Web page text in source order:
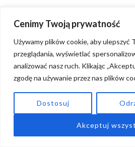
Cenimy Twoją prywatność
Używamy plików cookie, aby ulepszyć
przeglądania, wyświetlać
analizować nasz ruch. Klikając
zgodę na używanie przez nas plików
Dostosuj
Akceptuj